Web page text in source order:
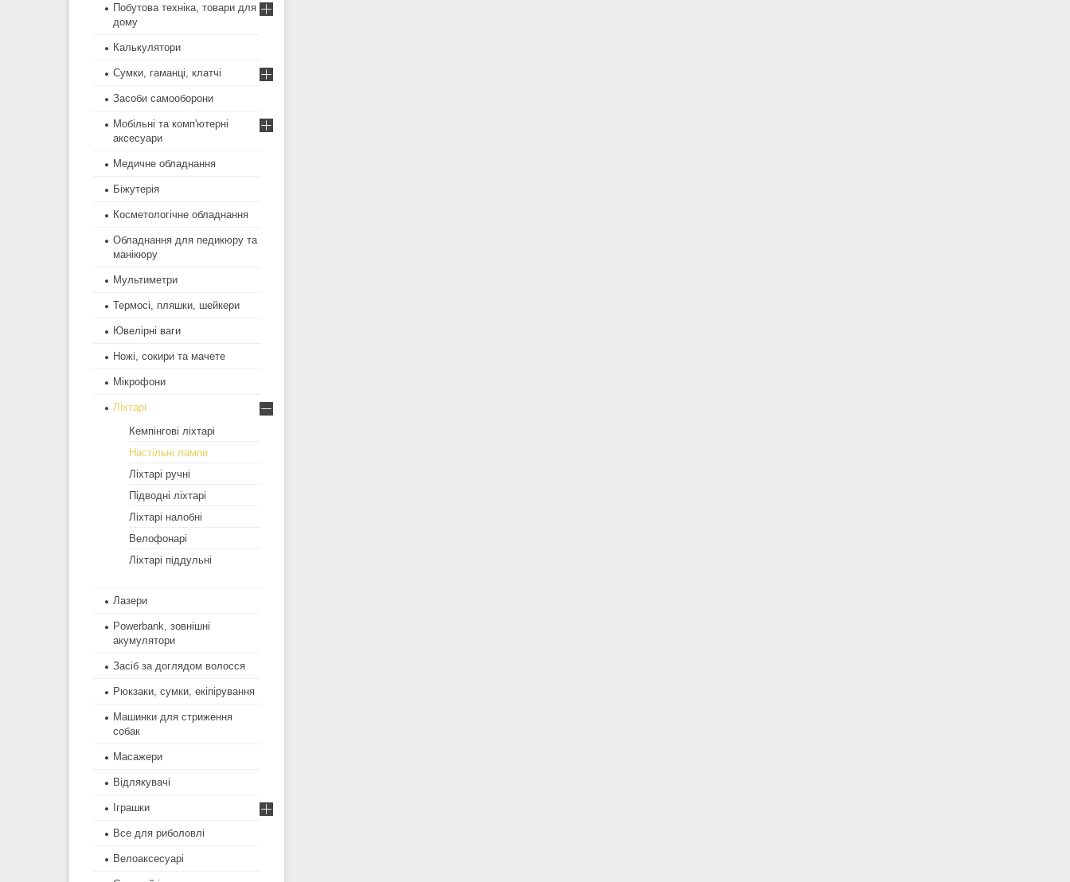
Побутова техніка, товари для
дому
Калькулятори
Сумки, гаманці, клатчі
Засоби самооборони
Мобільні та комп'ютерні
аксесуари
Медичне обладнання
Біжутерія
Косметологічне обладнання
Обладнання для педикюру та
манікюру
Мультиметри
Термосі, пляшки, шейкери
Ювелірні ваги
Ножі, сокири та мачете
Мікрофони
Ліхтарі
Кемпінгові ліхтарі
Настільні лампи
Ліхтарі ручні
Підводні ліхтарі
Ліхтарі налобні
Велофонарі
Ліхтарі піддульні
Лазери
Powerbank, зовнішні
акумулятори
Засіб за доглядом волосся
Рюкзаки, сумки, екіпірування
Машинки для стриження
собак
Масажери
Відлякувачі
Іграшки
Все для риболовлі
Велоаксесуарі